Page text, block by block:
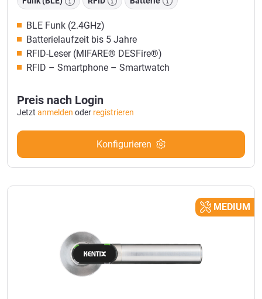
BLE Funk (2.4GHz)
Batterielaufzeit bis 5 Jahre
RFID-Leser (MIFARE® DESFire®)
RFID – Smartphone – Smartwatch
Preis nach Login
Jetzt anmelden oder registrieren
Konfigurieren
MEDIUM